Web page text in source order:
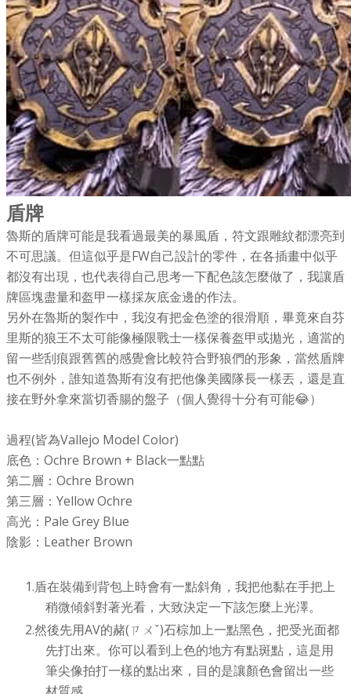
盾牌
魯斯的盾牌可能是我看過最美的暴風盾，符文跟雕紋都漂亮到
不可思議。但這似乎是FW自己設計的零件，在各插畫中似乎
都沒有出現，也代表得自己思考一下配色該怎麼做了，我讓盾
牌區塊盡量和盔甲一樣採灰底金邊的作法。
另外在魯斯的製作中，我沒有把金色塗的很滑順，畢竟來自芬
里斯的狼王不太可能像極限戰士一樣保養盔甲或拋光，適當的
留一些刮痕跟舊舊的感覺會比較符合野狼們的形象，當然盾牌
也不例外，誰知道魯斯有沒有把他像美國隊長一樣丟，還是直
接在野外拿來當切香腸的盤子（個人覺得十分有可能😂）
過程(皆為Vallejo Model Color)
底色：Ochre Brown + Black一點點
第二層：Ochre Brown
第三層：Yellow Ochre
高光：Pale Grey Blue
陰影：Leather Brown
盾在裝備到背包上時會有一點斜角，我把他黏在手把上
稍微傾斜對著光看，大致決定一下該怎麼上光澤。
然後先用AV的赭(ㄗㄨˇ)石棕加上一點黑色，把受光面都
先打出來。你可以看到上色的地方有點斑點，這是用
筆尖像拍打一樣的點出來，目的是讓顏色會留出一些